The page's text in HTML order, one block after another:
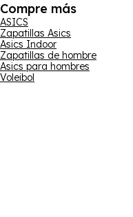
Compre más
ASICS
Zapatillas Asics
Asics Indoor
Zapatillas de hombre
Asics para hombres
Voleibol